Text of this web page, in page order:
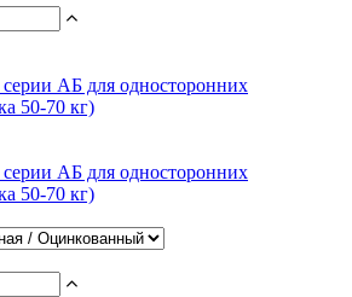
АБ для односторонних
50-70 кг)
АБ для односторонних
50-70 кг)